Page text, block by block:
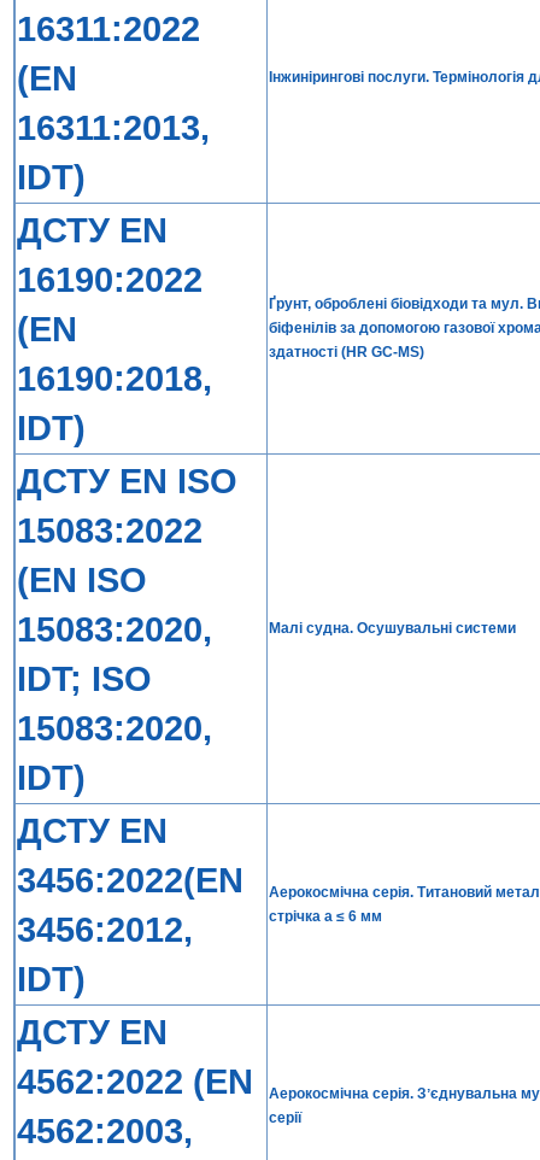
16311:2022
(EN
16311:2013,
IDT)
Інжинірингові послуги.
ДСТУ EN
16190:2022
(EN
16190:2018,
IDT)
Ґрунт, оброблені біовідходи та мул.
біфенілів за допомогою газової
здатності (HR GC-MS)
ДСТУ EN ISO
15083:2022
(EN ISO
15083:2020,
IDT; ISO
15083:2020,
IDT)
Малі судна. Осушувальні системи
ДСТУ EN
3456:2022(EN
3456:2012,
IDT)
Аерокосмічна серія. Титановий
стрічка a ≤ 6 мм
ДСТУ EN
4562:2022 (EN
4562:2003,
Аерокосмічна серія. Зʼєднувальна
серії